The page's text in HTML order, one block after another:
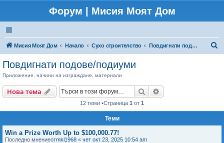
Форум | Мисия Моят Дом
Мисия Моят Дом Начало Сухо строителство Повдигнати подове/подиуми
Повдигнати подове/подиуми
Приложение, начини на изграждане, материали
Нова тема Търсене
12 теми •Страница 1 от 1
Теми
Win a Prize Worth Up to $100,000.77!
Последно мнениеотmkl1968 « чет окт 23, 2025 10:54 am